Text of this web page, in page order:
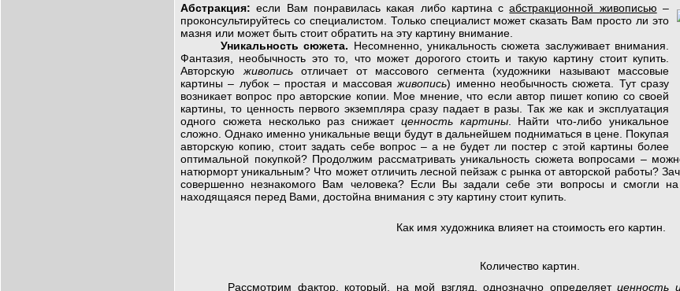
Абстракция: если Вам понравилась какая либо картина сабстракционной живописью –
проконсультируйтесь со специалистом. Только специалист может сказать Вам просто ли это
мазня или может быть стоит обратить на эту картину внимание.
Уникальность сюжета. Несомненно, уникальность сюжета заслуживает внимания.
Фантазия, необычность это то, что может дорогого стоить и такую картину стоит купить.
Авторскую живописьотличает от массового сегмента (художники называют массовые
картины – лубок – простая и массоваяживопись) именно необычность сюжета. Тут сразу
возникает вопрос про авторские копии. Мое мнение, что если автор пишет копию со своей
картины, то ценность первого экземпляра сразу падает в разы. Так же как и эксплуатация
одного сюжета несколько раз снижает ценность картины. Найти что-либо уникальное
сложно. Однако именно уникальные вещи будут в дальнейшем подниматься в цене. Покупая
авторскую копию, стоит задать себе вопрос – а не будет ли постер с этой картины более
оптимальной покупкой? Продолжим рассматривать уникальность сюжета вопросами –
натюрморт уникальным? Что может отличить лесной пейзаж с рынка от авторской работы?
совершенно незнакомого Вам человека? Если Вы задали себе эти вопросы и смогли на
находящаяся перед Вами, достойна внимания с эту картину стоит купить.
Как имя художника влияет на стоимость его картин.
Количество картин.
Рассмотрим фактор, который, на мой взгляд, однозначно определяетценность